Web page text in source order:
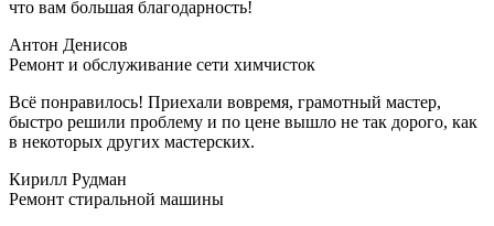
что вам большая благодарность!
Антон Денисов
Ремонт и обслуживание сети химчисток
Всё понравилось! Приехали вовремя, грамотный мастер,
быстро решили проблему и по цене вышло не так дорого, как
в некоторых других мастерских.
Кирилл Рудман
Ремонт стиральной машины